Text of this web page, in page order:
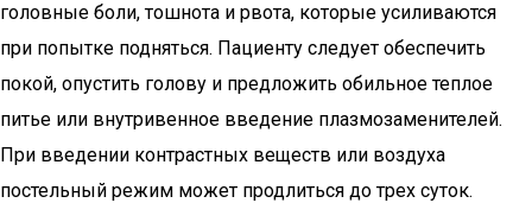
головные боли, тошнота и рвота, которые усиливаются
при попытке подняться. Пациенту следует обеспечить
покой, опустить голову и предложить обильное теплое
питье или внутривенное введение плазмозаменителей.
При введении контрастных веществ или воздуха
постельный режим может продлиться до трех суток.